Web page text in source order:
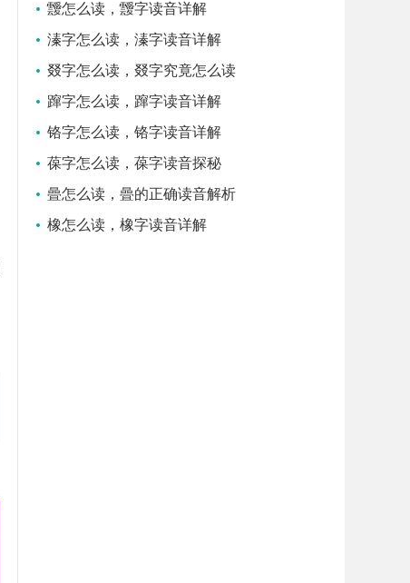
靉怎么读，靉字读音详解
溱字怎么读，溱字读音详解
叕字怎么读，叕字究竟怎么读
蹿字怎么读，蹿字读音详解
铬字怎么读，铬字读音详解
葆字怎么读，葆字读音探秘
曡怎么读，曡的正确读音解析
橡怎么读，橡字读音详解